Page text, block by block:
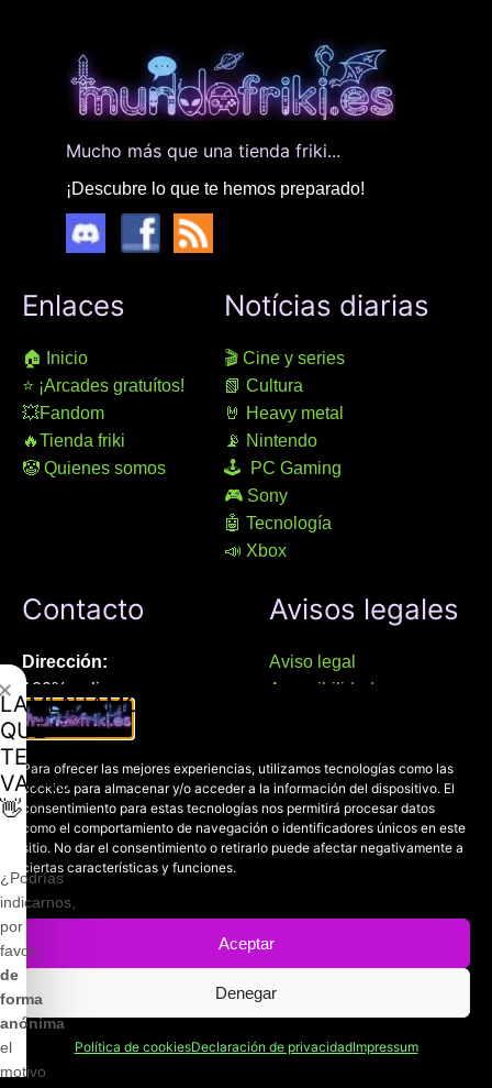
Para ofrecer las mejores experiencias, utilizamos tecnologías como las
cookies para almacenar y/o acceder a la información del dispositivo. El
consentimiento para estas tecnologías nos permitirá procesar datos
como el comportamiento de navegación o identificadores únicos en este
sitio. No dar el consentimiento o retirarlo puede afectar negativamente a
ciertas características y funciones.
Aceptar
Denegar
Política de cookiesDeclaración de privacidadImpressum
Mucho más que una tienda friki...
¡Descubre lo que te hemos preparado!
Enlaces
🏠 Inicio
⭐ ¡Arcades gratuítos!
💥Fandom
🔥Tienda friki
🤡 Quienes somos
Notícias diarias
🎬 Cine y series
📗 Cultura
🤘 Heavy metal
📡 Nintendo
🕹 PC Gaming
🎮 Sony
🤖 Tecnología
📣 Xbox
Contacto
Dirección:
100% online
Manresa (08241), Barcelona
Chat Whatsapp (solo texto):
+34 689 800 662
Correo:
contacto@mundofriki.es
Avisos legales
Aviso legal
Accesibilidad
Política de privacidad
Mundofriki.es
Casadejús Pérez
LAMENTAMOS
QUE
TE
VAYAS
👋
¿Podrías
indicarnos,
por
favor,
de
forma
anónima
el
motivo